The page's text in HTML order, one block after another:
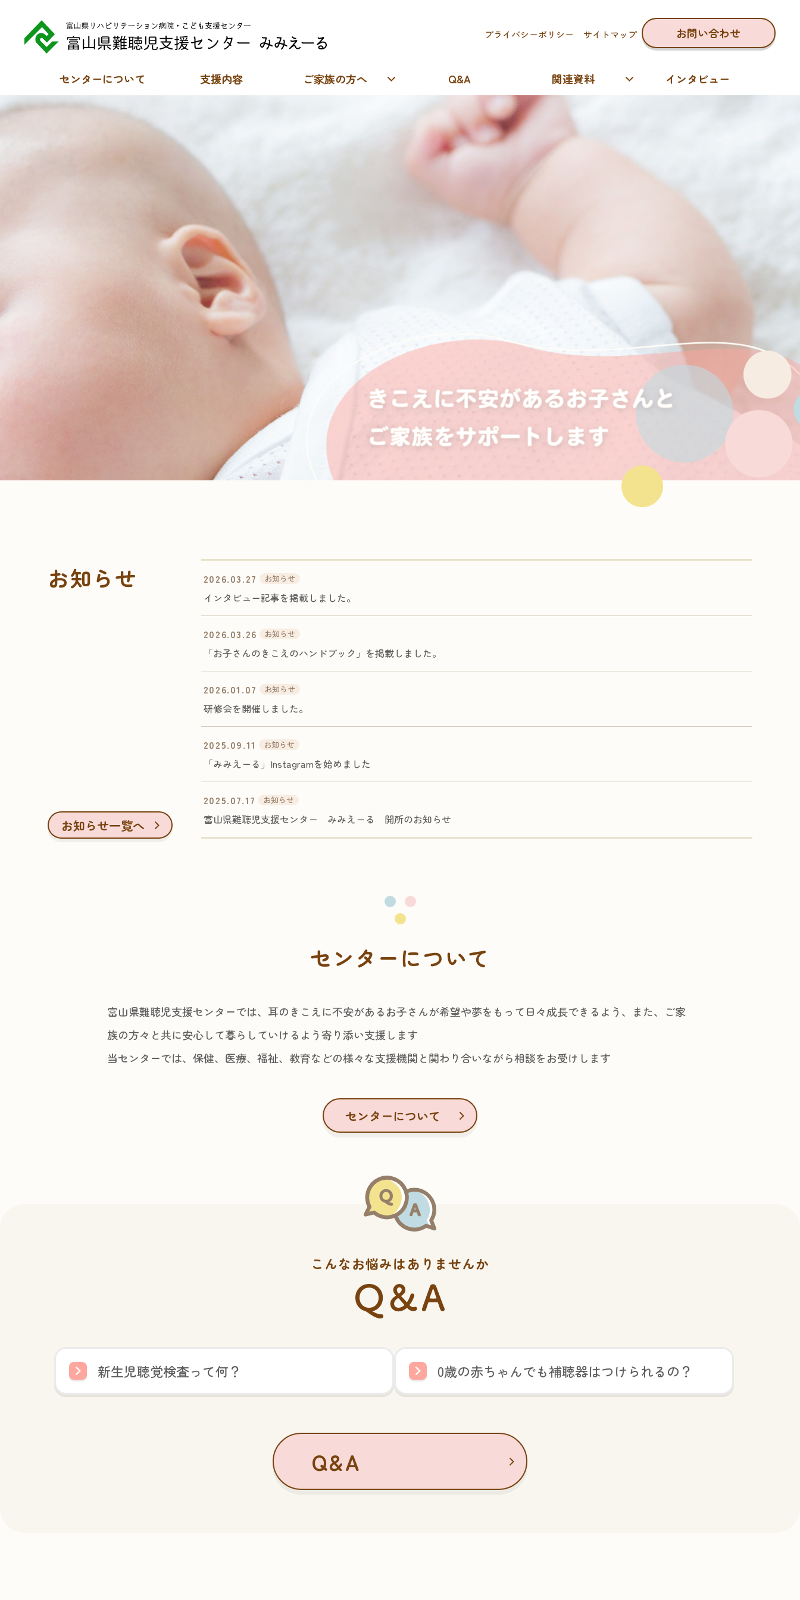
センターについて 支援内容 ご家族の方へ Q&A 関連資料 インタビュー
プライバシーポリシー サイトマップ お問い合わせ
お知らせ
お知らせ一覧へ
2026.03.27 お知らせ
インタビュー記事を掲載しました。
2026.03.26 お知らせ
「お子さんのきこえのハンドブック」を掲載しました。
2026.01.07 お知らせ
研修会を開催しました。
2025.09.11 お知らせ
「みみえーる」Instagramを始めました
2025.07.17 お知らせ
富山県難聴児支援センター みみえーる 開所のお知らせ
センターについて
富山県難聴児支援センターでは、耳のきこえに不安があるお子さんが希望や夢をもって日々成長できるよう、また、ご家
族の方々と共に安心して暮らしていけるよう寄り添い支援します
当センターでは、保健、医療、福祉、教育などの様々な支援機関と関わり合いながら相談をお受けします
センターについて
こんなお悩みはありませんか
新生児聴覚検査って何？ 0歳の赤ちゃんでも補聴器はつけられるの？
Q&A